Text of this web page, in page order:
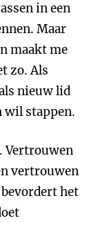
in een
Maar
maakt me
zo. Als
nieuw lid
wil stappen.
Vertrouwen
vertrouwen
het